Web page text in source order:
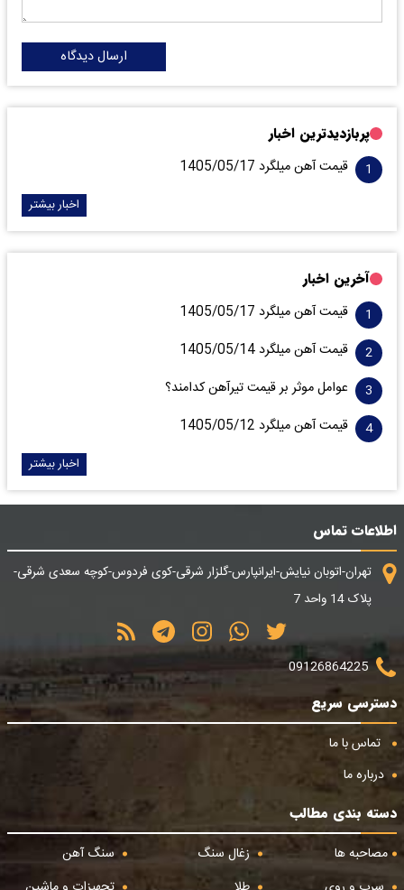
ارسال دیدگاه
پربازدیدترین اخبار
قیمت آهن میلگرد 1405/05/17
اخبار بیشتر
آخرین اخبار
قیمت آهن میلگرد 1405/05/17
قیمت آهن میلگرد 1405/05/14
عوامل موثر بر قیمت تیرآهن کدامند؟
قیمت آهن میلگرد 1405/05/12
اخبار بیشتر
اطلاعات تماس
تهران-اتوبان نیایش-ایرانپارس-گلزار شرقی-کوی فردوس-کوچه سعدی شرقی-
پلاک 14 واحد 7
09126864225
دسترسی سریع
تماس با ما
درباره ما
دسته بندی مطالب
مصاحبه ها
زغال سنگ
سنگ آهن